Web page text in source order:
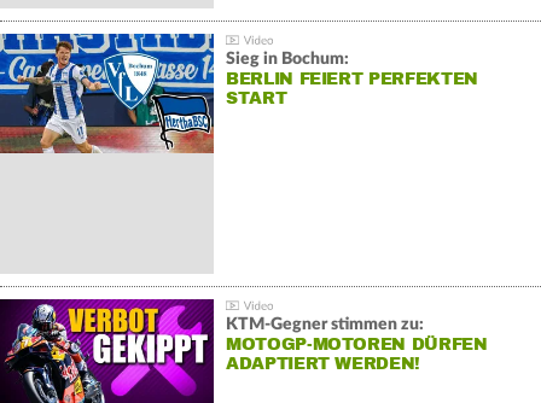
Sieg in Bochum:
BERLIN FEIERT PERFEKTEN
START
KTM-Gegner stimmen zu:
MOTOGP-MOTOREN DÜRFEN
ADAPTIERT WERDEN!